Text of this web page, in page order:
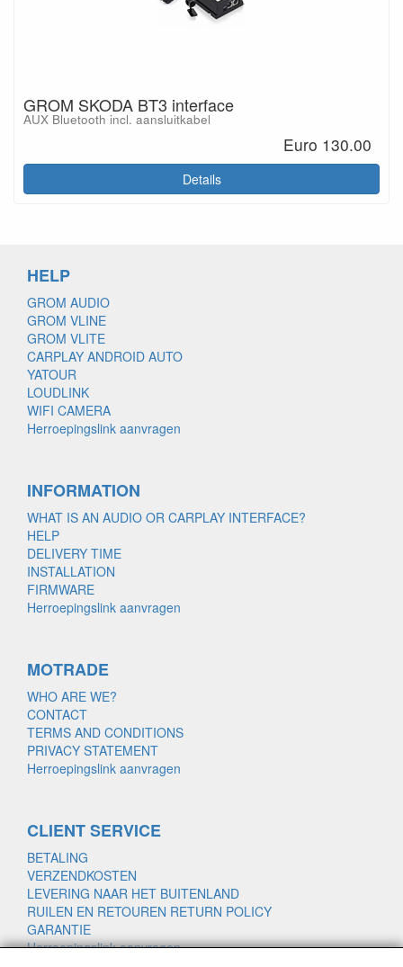
GROM SKODA BT3 interface
AUX Bluetooth incl. aansluitkabel
Euro 130.00
Details
HELP
GROM AUDIO
GROM VLINE
GROM VLITE
CARPLAY ANDROID AUTO
YATOUR
LOUDLINK
WIFI CAMERA
Herroepingslink aanvragen
INFORMATION
WHAT IS AN AUDIO OR CARPLAY INTERFACE?
HELP
DELIVERY TIME
INSTALLATION
FIRMWARE
Herroepingslink aanvragen
MOTRADE
WHO ARE WE?
CONTACT
TERMS AND CONDITIONS
PRIVACY STATEMENT
Herroepingslink aanvragen
CLIENT SERVICE
BETALING
VERZENDKOSTEN
LEVERING NAAR HET BUITENLAND
RUILEN EN RETOUREN RETURN POLICY
GARANTIE
Herroepingslink aanvragen